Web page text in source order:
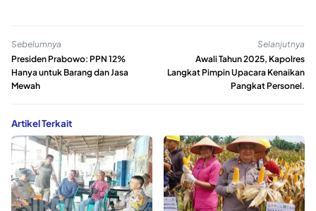
Sebelumnya
Presiden Prabowo: PPN 12%
Hanya untuk Barang dan Jasa
Mewah
Selanjutnya
Awali Tahun 2025, Kapolres
Langkat Pimpin Upacara Kenaikan
Pangkat Personel.
Artikel Terkait